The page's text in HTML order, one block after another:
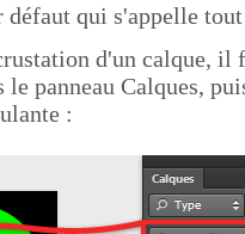
défaut qui s'appelle
d'un calque, il
le panneau Calques,
: